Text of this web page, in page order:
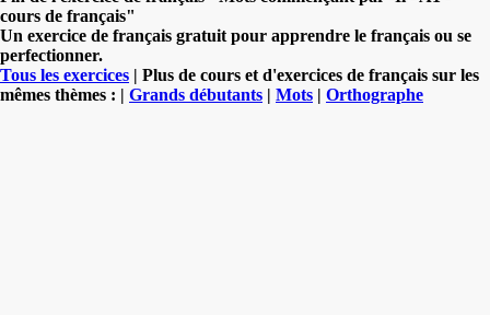
cours de français"
Un exercice de français gratuit pour apprendre le français ou se
perfectionner.
Tous les exercices | Plus de cours et d'exercices de français sur les
mêmes thèmes : | Grands débutants | Mots | Orthographe